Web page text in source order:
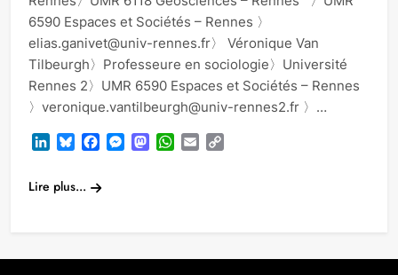
6590 Espaces et Sociétés – Rennes 〉
elias.ganivet@univ-rennes.fr〉 Véronique Van
Tilbeurgh〉Professeure en sociologie〉Université
Rennes 2〉UMR 6590 Espaces et Sociétés – Rennes
〉veronique.vantilbeurgh@univ-rennes2.fr 〉…
LinkedInBlueskyFacebook
Messenger
Mastodon
WhatsApp
Email
Lire plus...